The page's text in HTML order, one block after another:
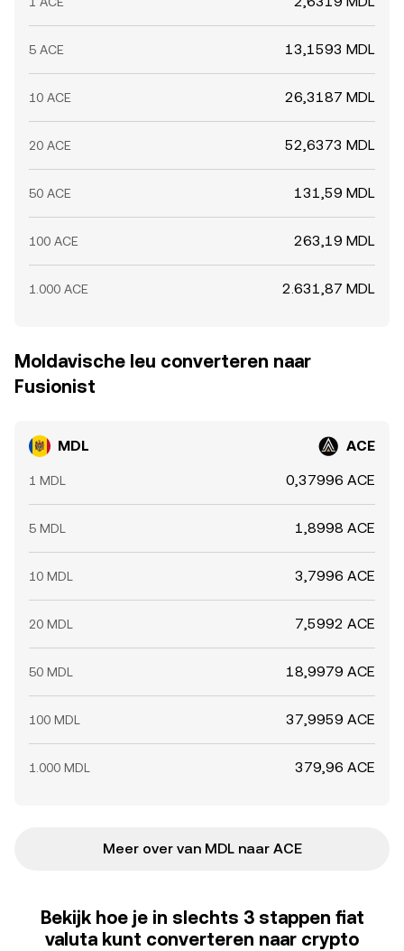
5 ACE 13,1593 MDL
10 ACE 26,3187 MDL
20 ACE 52,6373 MDL
50 ACE 131,59 MDL
100 ACE 263,19 MDL
1.000 ACE 2.631,87 MDL
Moldavische leu converteren naar
Fusionist
MDL ACE
1 MDL 0,37996 ACE
5 MDL 1,8998 ACE
10 MDL 3,7996 ACE
20 MDL 7,5992 ACE
50 MDL 18,9979 ACE
100 MDL 37,9959 ACE
1.000 MDL 379,96 ACE
Meer over van MDL naar ACE
Bekijk hoe je in slechts 3 stappen fiat
valuta kunt converteren naar crypto